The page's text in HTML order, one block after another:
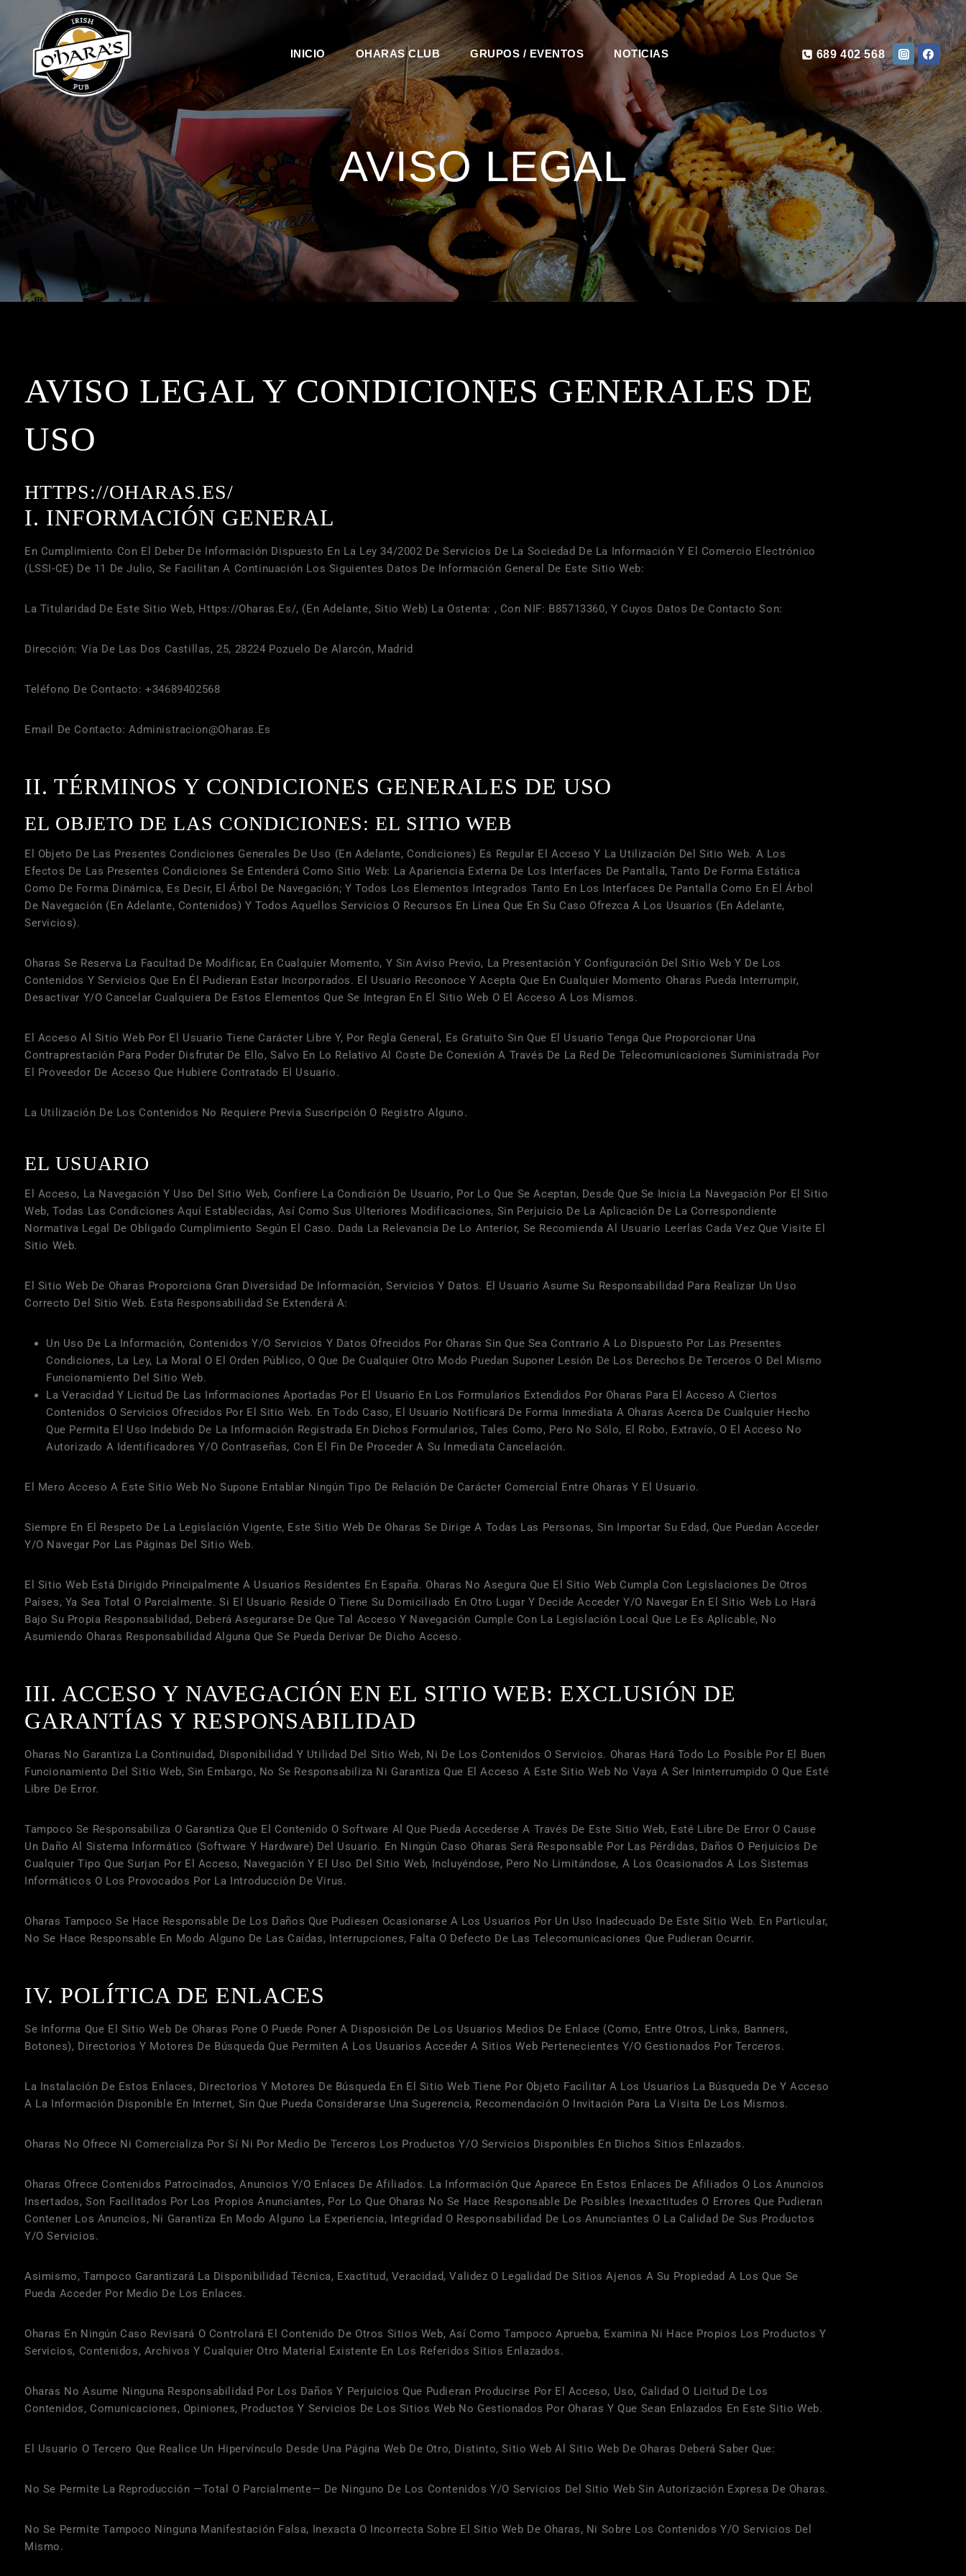
INICIO OHARAS CLUB GRUPOS / EVENTOS NOTICIAS 689 402 568
AVISO LEGAL
AVISO LEGAL Y CONDICIONES GENERALES DE
USO
HTTPS://OHARAS.ES/
I. INFORMACIÓN GENERAL
En Cumplimiento Con El Deber De Información Dispuesto En La Ley 34/2002 De Servicios De La Sociedad De La Información Y El Comercio Electrónico
(LSSI-CE) De 11 De Julio, Se Facilitan A Continuación Los Siguientes Datos De Información General De Este Sitio Web:
La Titularidad De Este Sitio Web, Https://oharas.es/, (en Adelante, Sitio Web) La Ostenta: , Con NIF: B85713360, Y Cuyos Datos De Contacto Son:
Dirección: Vía De Las Dos Castillas, 25, 28224 Pozuelo De Alarcón, Madrid
Teléfono De Contacto:+34689402568
Email De Contacto:Administracion@oharas.es
II. TÉRMINOS Y CONDICIONES GENERALES DE USO
EL OBJETO DE LAS CONDICIONES: EL SITIO WEB
El Objeto De Las Presentes Condiciones Generales De Uso (en Adelante, Condiciones) Es Regular El Acceso Y La Utilización Del Sitio Web. A Los
Efectos De Las Presentes Condiciones Se Entenderá Como Sitio Web: La Apariencia Externa De Los Interfaces De Pantalla, Tanto De Forma Estática
Como De Forma Dinámica, Es Decir, El Árbol De Navegación; Y Todos Los Elementos Integrados Tanto En Los Interfaces De Pantalla Como En El Árbol
De Navegación (en Adelante, Contenidos) Y Todos Aquellos Servicios O Recursos En Línea Que En Su Caso Ofrezca A Los Usuarios (en Adelante,
Servicios).
Oharas Se Reserva La Facultad De Modificar, En Cualquier Momento, Y Sin Aviso Previo, La Presentación Y Configuración Del Sitio Web Y De Los
Contenidos Y Servicios Que En Él Pudieran Estar Incorporados. El Usuario Reconoce Y Acepta Que En Cualquier Momento Oharas Pueda Interrumpir,
Desactivar Y/o Cancelar Cualquiera De Estos Elementos Que Se Integran En El Sitio Web O El Acceso A Los Mismos.
El Acceso Al Sitio Web Por El Usuario Tiene Carácter Libre Y, Por Regla General, Es Gratuito Sin Que El Usuario Tenga Que Proporcionar Una
Contraprestación Para Poder Disfrutar De Ello, Salvo En Lo Relativo Al Coste De Conexión A Través De La Red De Telecomunicaciones Suministrada Por
El Proveedor De Acceso Que Hubiere Contratado El Usuario.
La Utilización De Los Contenidos No Requiere Previa Suscripción O Registro Alguno.
EL USUARIO
El Acceso, La Navegación Y Uso Del Sitio Web, Confiere La Condición De Usuario, Por Lo Que Se Aceptan, Desde Que Se Inicia La Navegación Por El Sitio
Web, Todas Las Condiciones Aquí Establecidas, Así Como Sus Ulteriores Modificaciones, Sin Perjuicio De La Aplicación De La Correspondiente
Normativa Legal De Obligado Cumplimiento Según El Caso. Dada La Relevancia De Lo Anterior, Se Recomienda Al Usuario Leerlas Cada Vez Que Visite El
Sitio Web.
El Sitio Web De Oharas Proporciona Gran Diversidad De Información, Servicios Y Datos. El Usuario Asume Su Responsabilidad Para Realizar Un Uso
Correcto Del Sitio Web. Esta Responsabilidad Se Extenderá A:
Un Uso De La Información, Contenidos Y/o Servicios Y Datos Ofrecidos Por Oharas Sin Que Sea Contrario A Lo Dispuesto Por Las Presentes
Condiciones, La Ley, La Moral O El Orden Público, O Que De Cualquier Otro Modo Puedan Suponer Lesión De Los Derechos De Terceros O Del Mismo
Funcionamiento Del Sitio Web.
La Veracidad Y Licitud De Las Informaciones Aportadas Por El Usuario En Los Formularios Extendidos Por Oharas Para El Acceso A Ciertos
Contenidos O Servicios Ofrecidos Por El Sitio Web. En Todo Caso, El Usuario Notificará De Forma Inmediata A Oharas Acerca De Cualquier Hecho
Que Permita El Uso Indebido De La Información Registrada En Dichos Formularios, Tales Como, Pero No Sólo, El Robo, Extravío, O El Acceso No
Autorizado A Identificadores Y/o Contraseñas, Con El Fin De Proceder A Su Inmediata Cancelación.
El Mero Acceso A Este Sitio Web No Supone Entablar Ningún Tipo De Relación De Carácter Comercial Entre Oharas Y El Usuario.
Siempre En El Respeto De La Legislación Vigente, Este Sitio Web De Oharas Se Dirige A Todas Las Personas, Sin Importar Su Edad, Que Puedan Acceder
Y/o Navegar Por Las Páginas Del Sitio Web.
El Sitio Web Está Dirigido Principalmente A Usuarios Residentes En España. Oharas No Asegura Que El Sitio Web Cumpla Con Legislaciones De Otros
Países, Ya Sea Total O Parcialmente. Si El Usuario Reside O Tiene Su Domiciliado En Otro Lugar Y Decide Acceder Y/o Navegar En El Sitio Web Lo Hará
Bajo Su Propia Responsabilidad, Deberá Asegurarse De Que Tal Acceso Y Navegación Cumple Con La Legislación Local Que Le Es Aplicable, No
Asumiendo Oharas Responsabilidad Alguna Que Se Pueda Derivar De Dicho Acceso.
III. ACCESO Y NAVEGACIÓN EN EL SITIO WEB: EXCLUSIÓN DE
GARANTÍAS Y RESPONSABILIDAD
Oharas No Garantiza La Continuidad, Disponibilidad Y Utilidad Del Sitio Web, Ni De Los Contenidos O Servicios. Oharas Hará Todo Lo Posible Por El Buen
Funcionamiento Del Sitio Web, Sin Embargo, No Se Responsabiliza Ni Garantiza Que El Acceso A Este Sitio Web No Vaya A Ser Ininterrumpido O Que Esté
Libre De Error.
Tampoco Se Responsabiliza O Garantiza Que El Contenido O Software Al Que Pueda Accederse A Través De Este Sitio Web, Esté Libre De Error O Cause
Un Daño Al Sistema Informático (software Y Hardware) Del Usuario. En Ningún Caso Oharas Será Responsable Por Las Pérdidas, Daños O Perjuicios De
Cualquier Tipo Que Surjan Por El Acceso, Navegación Y El Uso Del Sitio Web, Incluyéndose, Pero No Limitándose, A Los Ocasionados A Los Sistemas
Informáticos O Los Provocados Por La Introducción De Virus.
Oharas Tampoco Se Hace Responsable De Los Daños Que Pudiesen Ocasionarse A Los Usuarios Por Un Uso Inadecuado De Este Sitio Web. En Particular,
No Se Hace Responsable En Modo Alguno De Las Caídas, Interrupciones, Falta O Defecto De Las Telecomunicaciones Que Pudieran Ocurrir.
IV. POLÍTICA DE ENLACES
Se Informa Que El Sitio Web De Oharas Pone O Puede Poner A Disposición De Los Usuarios Medios De Enlace (como, Entre Otros, Links, Banners,
Botones), Directorios Y Motores De Búsqueda Que Permiten A Los Usuarios Acceder A Sitios Web Pertenecientes Y/o Gestionados Por Terceros.
La Instalación De Estos Enlaces, Directorios Y Motores De Búsqueda En El Sitio Web Tiene Por Objeto Facilitar A Los Usuarios La Búsqueda De Y Acceso
A La Información Disponible En Internet, Sin Que Pueda Considerarse Una Sugerencia, Recomendación O Invitación Para La Visita De Los Mismos.
Oharas No Ofrece Ni Comercializa Por Sí Ni Por Medio De Terceros Los Productos Y/o Servicios Disponibles En Dichos Sitios Enlazados.
Oharas Ofrece Contenidos Patrocinados, Anuncios Y/o Enlaces De Afiliados. La Información Que Aparece En Estos Enlaces De Afiliados O Los Anuncios
Insertados, Son Facilitados Por Los Propios Anunciantes, Por Lo Que Oharas No Se Hace Responsable De Posibles Inexactitudes O Errores Que Pudieran
Contener Los Anuncios, Ni Garantiza En Modo Alguno La Experiencia, Integridad O Responsabilidad De Los Anunciantes O La Calidad De Sus Productos
Y/o Servicios.
Asimismo, Tampoco Garantizará La Disponibilidad Técnica, Exactitud, Veracidad, Validez O Legalidad De Sitios Ajenos A Su Propiedad A Los Que Se
Pueda Acceder Por Medio De Los Enlaces.
Oharas En Ningún Caso Revisará O Controlará El Contenido De Otros Sitios Web, Así Como Tampoco Aprueba, Examina Ni Hace Propios Los Productos Y
Servicios, Contenidos, Archivos Y Cualquier Otro Material Existente En Los Referidos Sitios Enlazados.
Oharas No Asume Ninguna Responsabilidad Por Los Daños Y Perjuicios Que Pudieran Producirse Por El Acceso, Uso, Calidad O Licitud De Los
Contenidos, Comunicaciones, Opiniones, Productos Y Servicios De Los Sitios Web No Gestionados Por Oharas Y Que Sean Enlazados En Este Sitio Web.
El Usuario O Tercero Que Realice Un Hipervínculo Desde Una Página Web De Otro, Distinto, Sitio Web Al Sitio Web De Oharas Deberá Saber Que:
No Se Permite La Reproducción —total O Parcialmente— De Ninguno De Los Contenidos Y/o Servicios Del Sitio Web Sin Autorización Expresa De Oharas.
No Se Permite Tampoco Ninguna Manifestación Falsa, Inexacta O Incorrecta Sobre El Sitio Web De Oharas, Ni Sobre Los Contenidos Y/o Servicios Del
Mismo.